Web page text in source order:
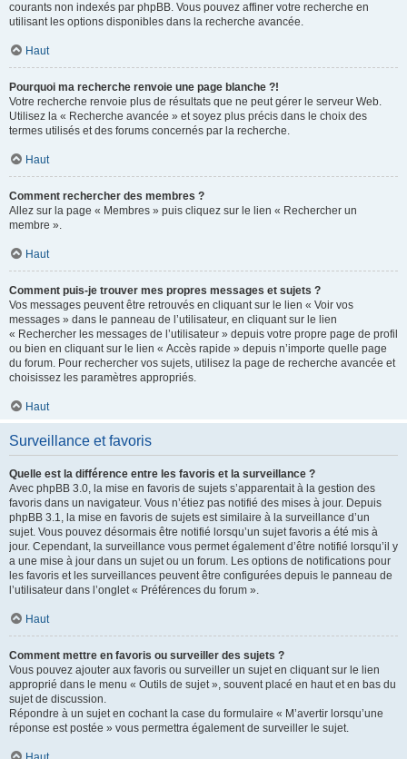
courants non indexés par phpBB. Vous pouvez affiner votre recherche en
utilisant les options disponibles dans la recherche avancée.
Haut
Pourquoi ma recherche renvoie une page blanche ?!
Votre recherche renvoie plus de résultats que ne peut gérer le serveur Web.
Utilisez la « Recherche avancée » et soyez plus précis dans le choix des
termes utilisés et des forums concernés par la recherche.
Haut
Comment rechercher des membres ?
Allez sur la page « Membres » puis cliquez sur le lien « Rechercher un
membre ».
Haut
Comment puis-je trouver mes propres messages et sujets ?
Vos messages peuvent être retrouvés en cliquant sur le lien « Voir vos
messages » dans le panneau de l’utilisateur, en cliquant sur le lien
« Rechercher les messages de l’utilisateur » depuis votre propre page de profil
ou bien en cliquant sur le lien « Accès rapide » depuis n’importe quelle page
du forum. Pour rechercher vos sujets, utilisez la page de recherche avancée et
choisissez les paramètres appropriés.
Haut
Surveillance et favoris
Quelle est la différence entre les favoris et la surveillance ?
Avec phpBB 3.0, la mise en favoris de sujets s’apparentait à la gestion des
favoris dans un navigateur. Vous n’étiez pas notifié des mises à jour. Depuis
phpBB 3.1, la mise en favoris de sujets est similaire à la surveillance d’un
sujet. Vous pouvez désormais être notifié lorsqu’un sujet favoris a été mis à
jour. Cependant, la surveillance vous permet également d’être notifié lorsqu’il y
a une mise à jour dans un sujet ou un forum. Les options de notifications pour
les favoris et les surveillances peuvent être configurées depuis le panneau de
l’utilisateur dans l’onglet « Préférences du forum ».
Haut
Comment mettre en favoris ou surveiller des sujets ?
Vous pouvez ajouter aux favoris ou surveiller un sujet en cliquant sur le lien
approprié dans le menu « Outils de sujet », souvent placé en haut et en bas du
sujet de discussion.
Répondre à un sujet en cochant la case du formulaire « M’avertir lorsqu’une
réponse est postée » vous permettra également de surveiller le sujet.